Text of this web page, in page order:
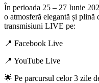
În perioada 25 – 27 Iunie
o atmosferă elegantă și plină
transmisiuni LIVE pe:
📍 Facebook Live
📍 YouTube Live
🌟 Pe parcursul celor 3 zile